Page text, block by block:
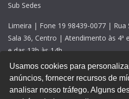
Sub Sedes
Limeira | Fone 19 98439-0077 | Rua
Sala 36, Centro | Atendimento às 4ª
e das 13h às 14h
Rio Claro | Fone 19 98439-0077 |
Centro | Atendimento às 5ª feiras
às 14h30
Usamos cookies para
anúncios, fornecer recursos de
analisar nosso tráfego. Alguns